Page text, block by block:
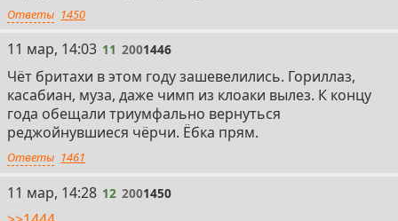
Ответы 1450
11
11 мар, 14:03 11 2001446
Чёт бритахи в этом году зашевелились. Гориллаз,
касабиан, муза, даже чимп из клоаки вылез. К концу
года обещали триумфально вернуться
реджойнувшиеся чёрчи. Ёбка прям.
Ответы 1461
12
11 мар, 14:28 12 2001450